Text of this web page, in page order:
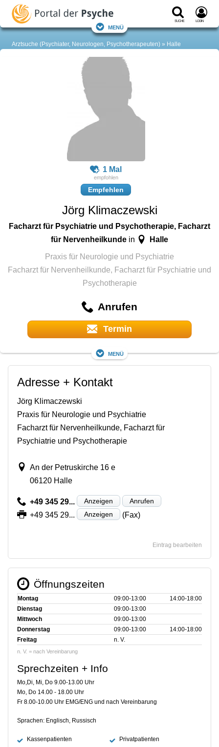
Suche Login
Menü
Arztsuche (Psychiater, Neurologen, Psychotherapeuten) Halle
1 Mal
Empfehlen
Jörg Klimaczewski
Facharzt für Psychiatrie und Psychotherapie, Facharzt
für Nervenheilkunde in Halle
Praxis für Neurologie und Psychiatrie
Facharzt für Nervenheilkunde, Facharzt für Psychiatrie und
Psychotherapie
Anrufen
Termin
Menü
Adresse + Kontakt
Jörg Klimaczewski
Praxis für Neurologie und Psychiatrie
Facharzt für Nervenheilkunde, Facharzt für
Psychiatrie und Psychotherapie
An der Petruskirche 16 e
06120 Halle
+49 345 29... Anzeigen Anrufen
+49 345 29... Anzeigen (Fax)
Eintrag bearbeiten
Öffnungszeiten
Montag 09:00‑13:00
14:00‑18:00
Dienstag
09:00‑13:00
Mittwoch
09:00‑13:00
Donnerstag
09:00‑13:00
14:00‑18:00
Freitag
n. V.
n. V. = nach Vereinbarung
Sprechzeiten + Info
Mo,Di, Mi, Do 9.00-13.00 Uhr
Mo, Do 14.00 - 18.00 Uhr
Fr 8.00-10.00 Uhr EMG/ENG und nach Vereinbarung
Sprachen: Englisch, Russisch
Kassenpatienten Privatpatienten